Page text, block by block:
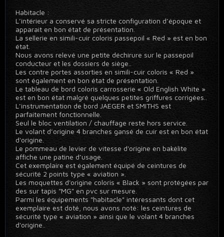
Habitacle :
L’intérieur a conservé sa stricte configuration d’époque et
apparait en bon état de présentation.
La sellerie en simili-cuir coloris passepoil « Red » est en bon
état.
Nous avons relevé une petite déchirure sur le passepoil
conducteur et les dossiers de siège..
Les contre portes assorties en simili-cuir coloris « Red »
sont également en bon état de présentation.
Le tableau de bord coloris carrosserie « Old English White »
est en bon état malgré quelques petites griffures corrigées..
L’instrumentation de bord JAEGER et SMITHS est
parfaitement fonctionnelle.
Seul le bloc ventilation / chauffage reste hors service.
Le volant d’origine 4 branches gansé de cuir est en bon état
d'origine.
Le pommeau de levier de vitesse d'origine en bakélite
affiche une patine d’usage.
Cet exemplaire est également équipé de ceintures de
sécurité 2 points type « aviation ».
Les moquettes d'origine coloris « Black » sont protégées par
des sur tapis "MG" en pvc sur mesure.
Parmi les équipements "habitacle" intéressants dont cet
exemplaire est doté, nous avons noté: les ceintures de
sécurité type « aviation » ainsi que le volant 4 branches
d'origine..